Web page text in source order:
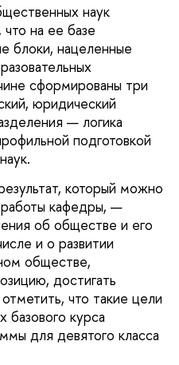
наук
на ее базе
блоки, нацеленные
сформированы три
юридический
— логика
подготовкой
который можно
работы кафедры, —
об обществе и его
и о развитии
обществе,
достигать
что такие цели
базового курса
для девятого класса